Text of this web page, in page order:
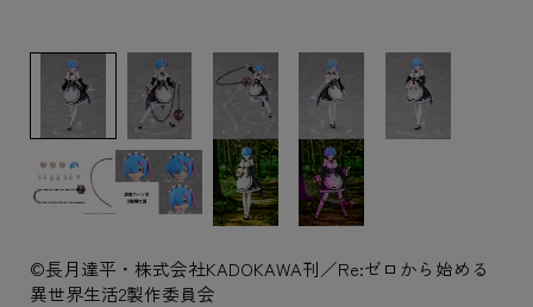
©長月達平・株式会社KADOKAWA刊／Re:ゼロから始める
異世界生活2製作委員会